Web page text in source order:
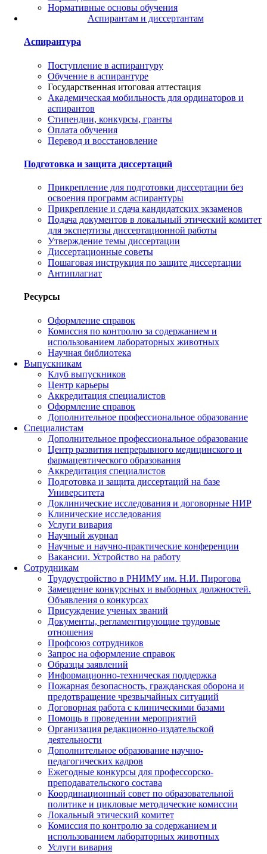
Нормативные основы обучения
Аспирантам и диссертантам
Аспирантура
Поступление в аспирантуру
Обучение в аспирантуре
Государственная итоговая аттестация
Академическая мобильность для ординаторов и
аспирантов
Стипендии, конкурсы, гранты
Оплата обучения
Перевод и восстановление
Подготовка и защита диссертаций
Прикрепление для подготовки диссертации без
освоения программ аспирантуры
Прикрепление и сдача кандидатских экзаменов
Подача документов в локальный этический комитет
для экспертизы диссертационной работы
Утверждение темы диссертации
Диссертационные советы
Пошаговая инструкция по защите диссертации
Антиплагиат
Ресурсы
Оформление справок
Комиссия по контролю за содержанием и
использованием лабораторных животных
Научная библиотека
Выпускникам
Клуб выпускников
Центр карьеры
Аккредитация специалистов
Оформление справок
Дополнительное профессиональное образование
Специалистам
Дополнительное профессиональное образование
Центр развития непрерывного медицинского и
фармацевтического образования
Аккредитация специалистов
Подготовка и защита диссертаций на базе
Университета
Доклинические исследования и договорные НИР
Клинические исследования
Услуги вивария
Научный журнал
Научные и научно-практические конференции
Вакансии. Устройство на работу
Сотрудникам
Трудоустройство в РНИМУ им. Н.И. Пирогова
Замещение конкурсных и выборных должностей.
Объявления о конкурсах
Присуждение ученых званий
Документы, регламентирующие трудовые
отношения
Профсоюз сотрудников
Запрос на оформление справок
Образцы заявлений
Информационно-техническая поддержка
Пожарная безопасность, гражданская оборона и
предотвращение чрезвычайных ситуаций
Договорная работа с клиническими базами
Помощь в проведении мероприятий
Организация редакционно-издательской
деятельности
Дополнительное образование научно-
педагогических кадров
Ежегодные конкурсы для профессорско-
преподавательского состава
Координационный совет по образовательной
политике и цикловые методические комиссии
Локальный этический комитет
Комиссия по контролю за содержанием и
использованием лабораторных животных
Услуги вивария